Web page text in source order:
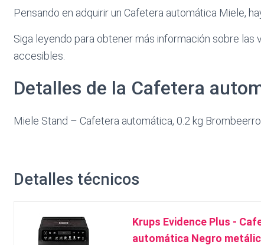
Pensando en adquirir un Cafetera automática Miele,
Siga leyendo para obtener más información sobre
accesibles.
Detalles de la Cafetera
Miele Stand – Cafetera automática, 0.2 kg
Detalles técnicos
Krups Evidence Plus -
automática Negro